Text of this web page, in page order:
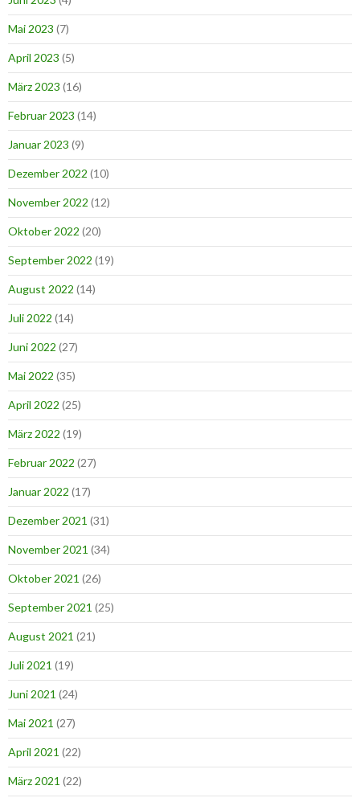
Mai 2023 (7)
April 2023 (5)
März 2023 (16)
Februar 2023 (14)
Januar 2023 (9)
Dezember 2022 (10)
November 2022 (12)
Oktober 2022 (20)
September 2022 (19)
August 2022 (14)
Juli 2022 (14)
Juni 2022 (27)
Mai 2022 (35)
April 2022 (25)
März 2022 (19)
Februar 2022 (27)
Januar 2022 (17)
Dezember 2021 (31)
November 2021 (34)
Oktober 2021 (26)
September 2021 (25)
August 2021 (21)
Juli 2021 (19)
Juni 2021 (24)
Mai 2021 (27)
April 2021 (22)
März 2021 (22)